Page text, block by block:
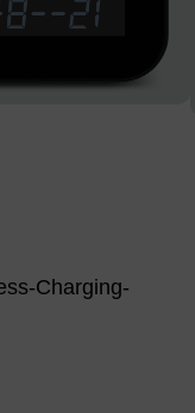
Charging-